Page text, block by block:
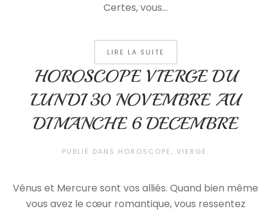
Certes, vous...
LIRE LA SUITE
HOROSCOPE VIERGE DU
LUNDI 30 NOVEMBRE AU
DIMANCHE 6 DECEMBRE
PUBLIÉ DANS HOROSCOPE, VIERGE .
Vénus et Mercure sont vos alliés. Quand bien même
vous avez le cœur romantique, vous ressentez